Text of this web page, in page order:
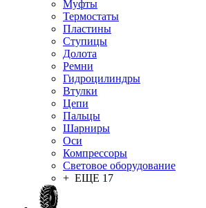
Муфты
Термостаты
Пластины
Ступицы
Долота
Ремни
Гидроцилиндры
Втулки
Цепи
Пальцы
Шарниры
Оси
Компрессоры
Световое оборудование
+ ЕЩЕ 17